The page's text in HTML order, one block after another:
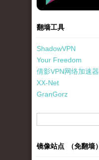
翻墙工具
ShadowVPN
Your Freedom
倩影VPN网络加速器
XX-Net
GranGorz
镜像站点 （免翻墙）